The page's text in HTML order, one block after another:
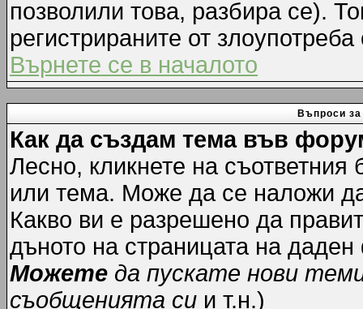
позволили това, разбира се).
регистрираните от
Върнете се в началото
Въпроси
Как да създам тема във
Лесно, кликнете на
или тема. Може да се наложи
Какво ви е разрешено да
дъното на страницата на
Можете да пускате нови
съобщенията си и т.н.)